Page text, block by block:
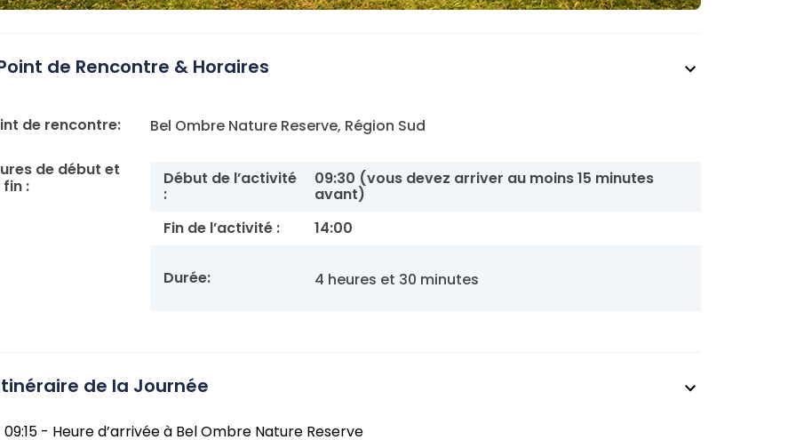
de Rencontre & Horaires
de rencontre: Bel Ombre Nature Reserve, Région Sud
de début et
fin :
Début de l’activité
:
09:30 (vous devez arriver au moins 15 minutes
avant)
Fin de l’activité :
14:00
Durée: 4 heures et 30 minutes
de la Journée
09:15 - Heure d’arrivée à Bel Ombre Nature Reserve